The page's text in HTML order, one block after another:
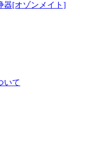
器[オゾンメイト]
いて